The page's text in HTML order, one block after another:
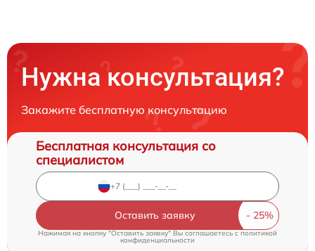
Нужна консультация?
Закажите бесплатную консультацию
Бесплатная консультация со
специалистом
Оставить заявку
Нажимая на кнопку "Оставить заявку" Вы соглашаетесь cполитикой
конфиденциальности